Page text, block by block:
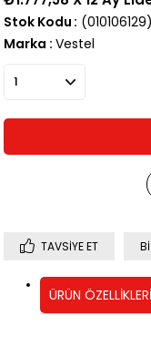
(010106129)
Stok Kodu
Marka : Vestel
TAVSIYE ET
ÜRÜN ÖZELLIKLERI